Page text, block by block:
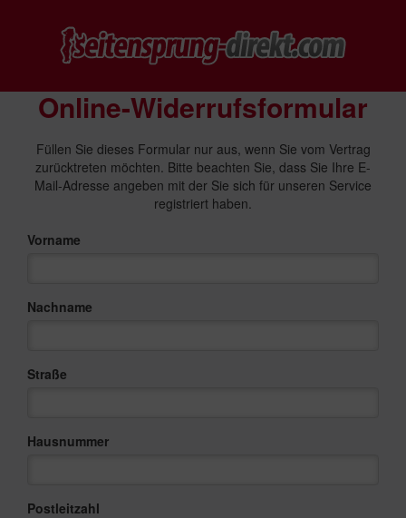
Online-Widerrufsformular
Füllen Sie dieses Formular nur aus, wenn Sie vom Vertrag
zurücktreten möchten. Bitte beachten Sie, dass Sie Ihre E-
Mail-Adresse angeben mit der Sie sich für unseren Service
registriert haben.
Vorname
Nachname
Straße
Hausnummer
Postleitzahl